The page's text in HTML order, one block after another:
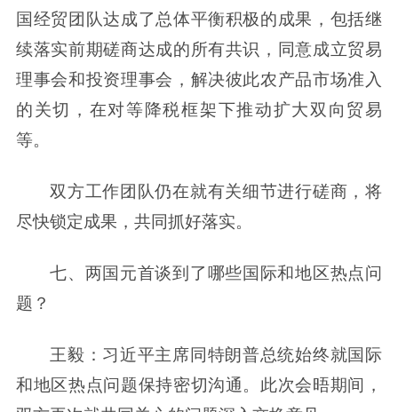
国经贸团队达成了总体平衡积极的成果，包括继
续落实前期磋商达成的所有共识，同意成立贸易
理事会和投资理事会，解决彼此农产品市场准入
的关切，在对等降税框架下推动扩大双向贸易
等。
双方工作团队仍在就有关细节进行磋商，将
尽快锁定成果，共同抓好落实。
七、两国元首谈到了哪些国际和地区热点问
题？
王毅：习近平主席同特朗普总统始终就国际
和地区热点问题保持密切沟通。此次会晤期间，